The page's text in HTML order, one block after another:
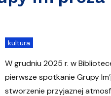
kultura
W grudniu 2025 r. w
pierwsze spotkanie Grupy
stworzenie przyjaznej